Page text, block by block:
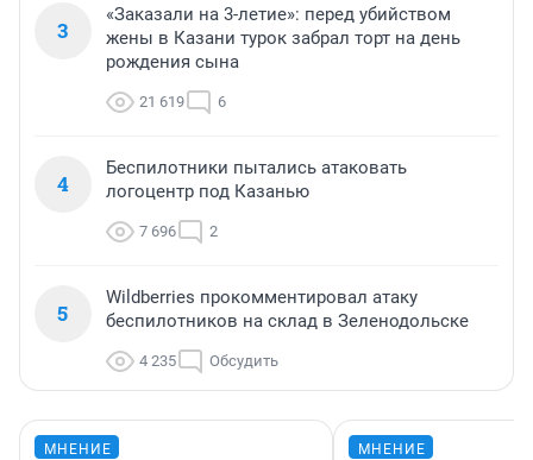
3
«Заказали на 3-летие»: перед убийством
жены в Казани турок забрал торт на день
рождения сына
21 619 6
4
Беспилотники пытались атаковать
логоцентр под Казанью
7 696 2
5
Wildberries прокомментировал атаку
беспилотников на склад в Зеленодольске
4 235 Обсудить
МНЕНИЕ МНЕНИЕ